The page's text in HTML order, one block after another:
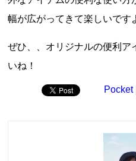
幅が広がってきて楽しいです
ぜひ、、オリジナルの便利ア
いね！
Pocket